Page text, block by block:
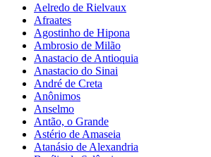
Aelredo de Rielvaux
Afraates
Agostinho de Hipona
Ambrosio de Milão
Anastacio de Antioquia
Anastacio do Sinai
André de Creta
Anônimos
Anselmo
Antão, o Grande
Astério de Amaseia
Atanásio de Alexandria